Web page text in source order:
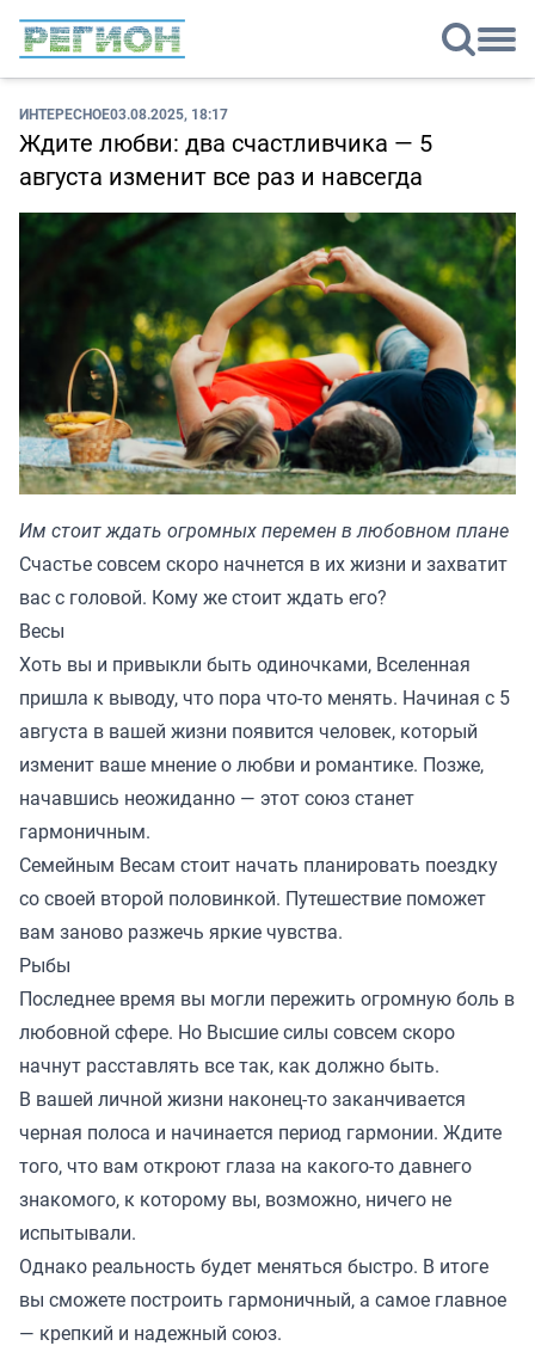
ИНТЕРЕСНОЕ03.08.2025, 18:17
Ждите любви: два счастливчика — 5
августа изменит все раз и навсегда
Им стоит ждать огромных перемен в любовном плане
Счастье совсем скоро начнется в их жизни и захватит
вас с головой. Кому же стоит ждать его?
Весы
Хоть вы и привыкли быть одиночками, Вселенная
пришла к выводу, что пора что-то менять. Начиная с 5
августа в вашей жизни появится человек, который
изменит ваше мнение о любви и романтике. Позже,
начавшись неожиданно — этот союз станет
гармоничным.
Семейным Весам стоит начать планировать поездку
со своей второй половинкой. Путешествие поможет
вам заново разжечь яркие чувства.
Рыбы
Последнее время вы могли пережить огромную боль в
любовной сфере. Но Высшие силы совсем скоро
начнут расставлять все так, как должно быть.
В вашей личной жизни наконец-то заканчивается
черная полоса и начинается период гармонии. Ждите
того, что вам откроют глаза на какого-то давнего
знакомого, к которому вы, возможно, ничего не
испытывали.
Однако реальность будет меняться быстро. В итоге
вы сможете построить гармоничный, а самое главное
— крепкий и надежный союз.